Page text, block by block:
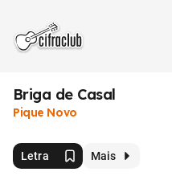
Briga de Casal
Pique Novo
Letra Mais